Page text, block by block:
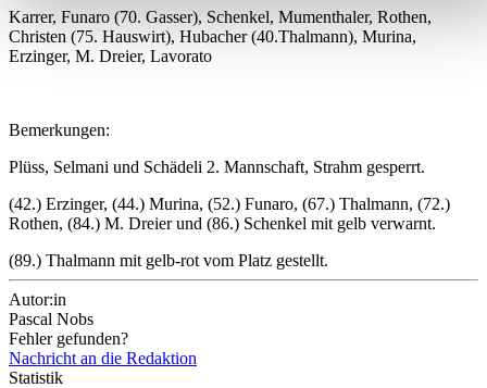
Wir verwenden Cookies, um Inhalte und Anzeigen zu
personalisieren, Funktionen für soziale Medien anbieten zu
können und die Zugriffe auf unsere Website zu analysieren.
unserer Website an unsere Partner für soziale Medien,
Informationen möglicherweise mit weiteren Daten
die Sie ihnen bereitgestellt haben oder die sie im Rahmen
Ihrer Nutzung der Dienste gesammelt haben.
Karrer, Funaro (70. Gasser), Schenkel, Mumenthaler, Rothen,
Christen (75. Hauswirt), Hubacher (40.Thalmann), Murina,
Erzinger, M. Dreier, Lavorato
Bemerkungen:
Plüss, Selmani und Schädeli 2. Mannschaft, Strahm gesperrt.
(42.) Erzinger, (44.) Murina, (52.) Funaro, (67.) Thalmann, (72.)
Rothen, (84.) M. Dreier und (86.) Schenkel mit gelb verwarnt.
(89.) Thalmann mit gelb-rot vom Platz gestellt.
Autor:in
Pascal Nobs
Fehler gefunden?
Nachricht an die Redaktion
Statistik